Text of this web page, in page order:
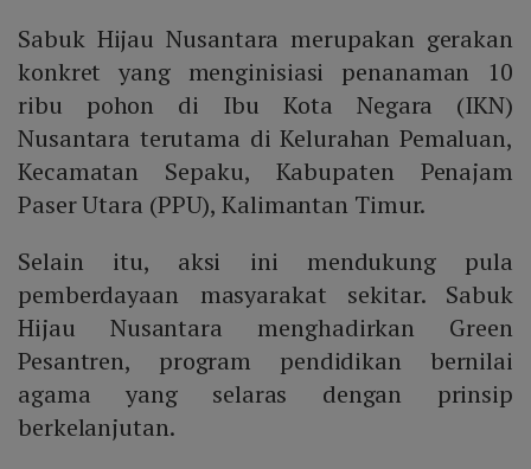
Sabuk Hijau Nusantara merupakan gerakan
konkret yang menginisiasi penanaman 10
ribu pohon di Ibu Kota Negara (IKN)
Nusantara terutama di Kelurahan Pemaluan,
Kecamatan Sepaku, Kabupaten Penajam
Paser Utara (PPU), Kalimantan Timur.
Selain itu, aksi ini mendukung pula
pemberdayaan masyarakat sekitar. Sabuk
Hijau Nusantara menghadirkan Green
Pesantren, program pendidikan bernilai
agama yang selaras dengan prinsip
berkelanjutan.